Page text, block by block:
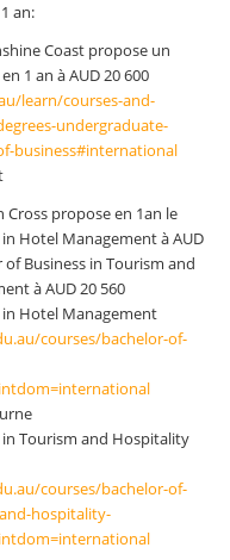
an:
Coast propose un
1 an à AUD 20 600
learn/courses-and-
undergraduate-
business#international
Cross propose en 1an le
Hotel Management à AUD
of Business in Tourism and
à AUD 20 560
in Hotel Management
courses/bachelor-of-
in Tourism and Hospitality
courses/bachelor-of-
hospitality-